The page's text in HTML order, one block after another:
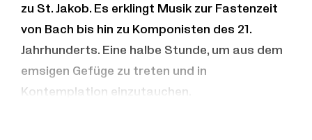
zu St. Jakob. Es erklingt Musik zur Fastenzeit
von Bach bis hin zu Komponisten des 21.
Jahrhunderts. Eine halbe Stunde, um aus dem
emsigen Gefüge zu treten und in
Kontemplation einzutauchen.